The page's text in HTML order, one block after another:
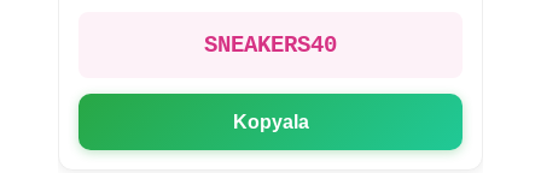
SNEAKERS40
Kopyala